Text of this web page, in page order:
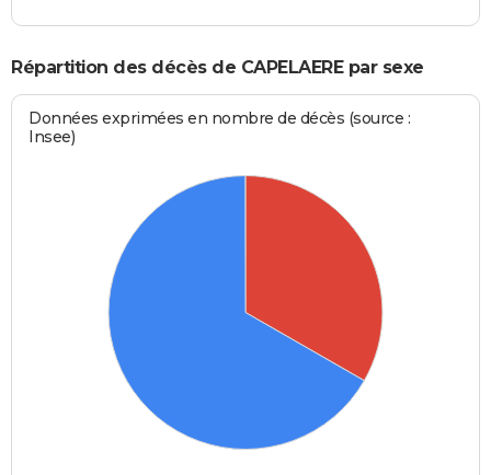
Répartition des décès de CAPELAERE par sexe
Données exprimées en nombre de décès (source :
Insee)